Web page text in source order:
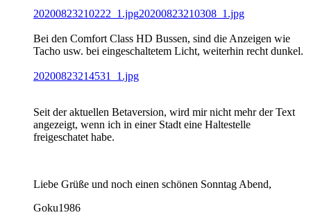
20200823210222_1.jpg20200823210308_1.jpg
Bei den Comfort Class HD Bussen, sind die Anzeigen wie
Tacho usw. bei eingeschaltetem Licht, weiterhin recht dunkel.
20200823214531_1.jpg
Seit der aktuellen Betaversion, wird mir nicht mehr der Text
angezeigt, wenn ich in einer Stadt eine Haltestelle
freigeschatet habe.
Liebe Grüße und noch einen schönen Sonntag Abend,
Goku1986